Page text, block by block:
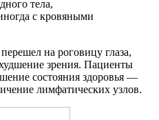
тела,
с кровяными
на роговицу глаза,
зрения. Пациенты
состояния здоровья —
лимфатических узлов.